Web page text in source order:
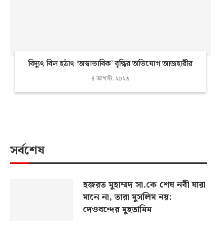
বিদ্যুৎ বিল হঠাৎ ‘অস্বাভাবিক’ বৃদ্ধির অভিযোগ আজহারীর
৪ আগস্ট, ২০২৬
সর্বশেষ
হজরত মুহাম্মদ সা.কে শেষ নবী যারা
মানে না, তারা মুসলিম নয়:
দেওবন্দের মুহতামিম